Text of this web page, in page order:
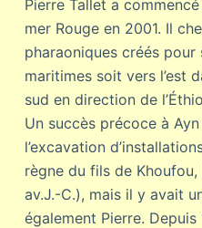
Pierre Tallet a
mer Rouge en 2001. Il
pharaoniques créés
maritimes soit vers l’est
sud en direction de
Un succès précoce à
l’excavation
règne du fils de Khoufou,
av.J.-C.), mais il y avait
également Pierre.